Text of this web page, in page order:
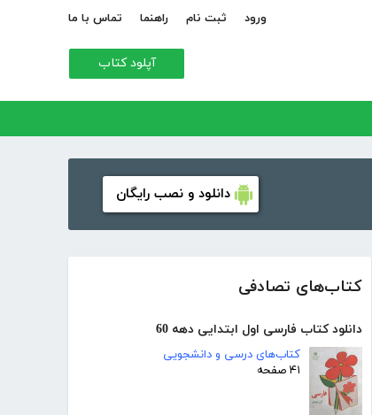
ورود ثبت نام راهنما تماس با ما
آپلود کتاب
دانلود و نصب رایگان
کتاب‌های تصادفی
دانلود کتاب فارسی اول ابتدایی دهه 60
کتاب‌های درسی و دانشجویی
۴۱ صفحه